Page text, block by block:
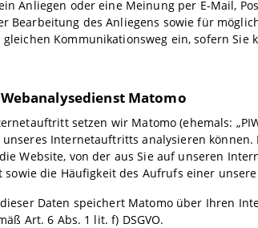
Anliegen oder eine Meinung per E-Mail,
Bearbeitung des Anliegens sowie für
Kommunikationsweg ein, sofern Sie
Matomo
setzen wir Matomo (ehemals:
Internetauftritts analysieren
Website, von der aus Sie auf unseren
die Häufigkeit des Aufrufs einer
Daten speichert Matomo über Ihren
Art. 6 Abs. 1 lit. f) DSGVO.